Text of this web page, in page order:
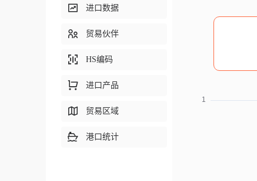
进口数据
贸易伙伴
HS编码
进口产品
贸易区域
港口统计